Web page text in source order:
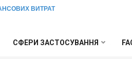
ВИТРАТ
СФЕРИ ЗАСТОСУВАННЯ